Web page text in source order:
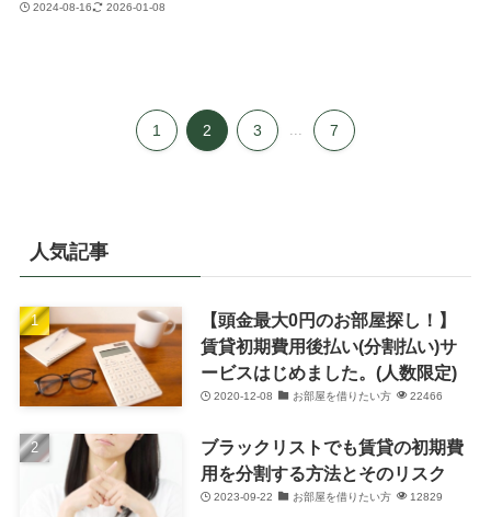
2024-08-16 2026-01-08
1 2 3 ... 7
人気記事
【頭金最大0円のお部屋探し！】
賃貸初期費用後払い(分割払い)サ
ービスはじめました。(人数限定)
2020-12-08 お部屋を借りたい方 22466
ブラックリストでも賃貸の初期費
用を分割する方法とそのリスク
2023-09-22 お部屋を借りたい方 12829